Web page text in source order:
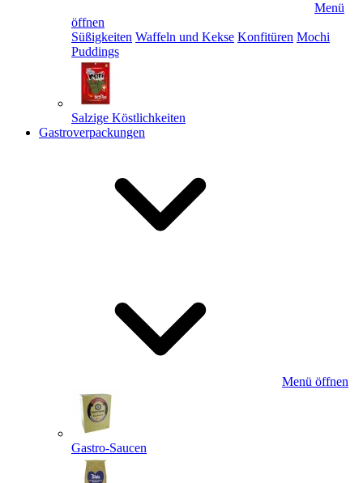
Menü
öffnen
Süßigkeiten Waffeln und Kekse Konfitüren Mochi
Puddings
Salzige Köstlichkeiten
Gastroverpackungen
Menü öffnen
Gastro-Saucen